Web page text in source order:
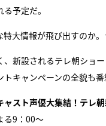
予定だ。
大情報が飛び出すのか
、新設されるテレ朝ショ
キャンペーンの全貌も番
スト声優大集結！テレ朝
る9：00〜